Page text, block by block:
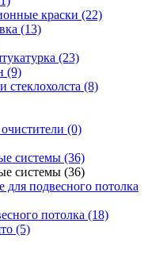
краски (22)
(13)
(23)
(9)
стеклохолста (8)
(0)
системы (36)
системы (36)
подвесного потолка
потолка (18)
(5)